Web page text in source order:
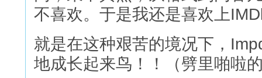
不喜欢。于是我还是喜欢上
就是在这种艰苦的境况下，
地成长起来鸟！！（劈里啪啦